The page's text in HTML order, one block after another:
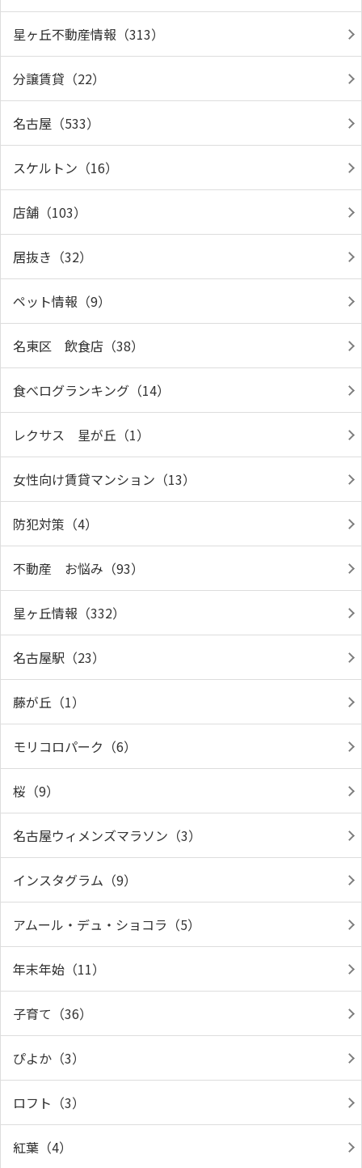
星ヶ丘不動産情報（313）
分譲賃貸（22）
名古屋（533）
スケルトン（16）
店舗（103）
居抜き（32）
ペット情報（9）
名東区 飲食店（38）
食べログランキング（14）
レクサス 星が丘（1）
女性向け賃貸マンション（13）
防犯対策（4）
不動産 お悩み（93）
星ヶ丘情報（332）
名古屋駅（23）
藤が丘（1）
モリコロパーク（6）
桜（9）
名古屋ウィメンズマラソン（3）
インスタグラム（9）
アムール・デュ・ショコラ（5）
年末年始（11）
子育て（36）
ぴよか（3）
ロフト（3）
紅葉（4）